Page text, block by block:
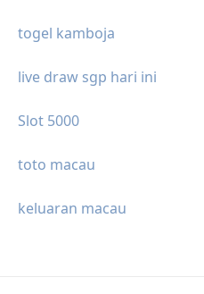
togel kamboja
live draw sgp hari ini
Slot 5000
toto macau
keluaran macau